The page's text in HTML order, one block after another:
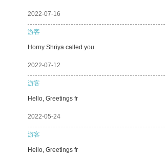
2022-07-16
游客
Horny Shriya called you
2022-07-12
游客
Hello, Greetings fr
2022-05-24
游客
Hello, Greetings fr